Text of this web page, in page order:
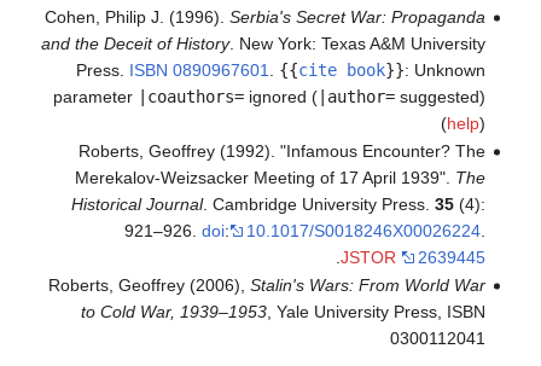
Cohen, Philip J. (1996). Serbia's Secret War: Propaganda
and the Deceit of History. New York: Texas A&M University
Press. ISBN 0890967601 {{cite book}}: Unknown
parameter |coauthors=ignored (|author=suggested)
(help)
Roberts, Geoffrey (1992). "Infamous Encounter? The
Merekalov-Weizsacker Meeting of 17 April 1939". The
Historical Journal. Cambridge University Press. 35(4):
921–926. doi: 10.1017/S0018246X00026224.
JSTOR
2639445
Roberts, Geoffrey (2006), Stalin's Wars: From World War
to Cold War, 1939–1953, Yale University Press, ISBN
0300112041